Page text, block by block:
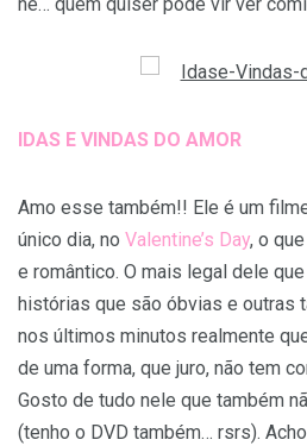
IDAS E VINDAS DO AMOR
Amo esse também!! Ele é um
único dia, no Valentine’s Day, o
e romântico. O mais legal dele
histórias que são óbvias e outras
nos últimos minutos realmente
de uma forma, que juro, não tem
Gosto de tudo nele que também
(tenho o DVD também… rsrs).